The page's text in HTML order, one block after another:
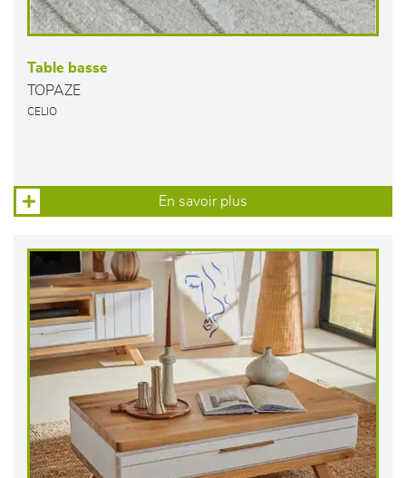
Table basse
TOPAZE
CELIO
En savoir plus